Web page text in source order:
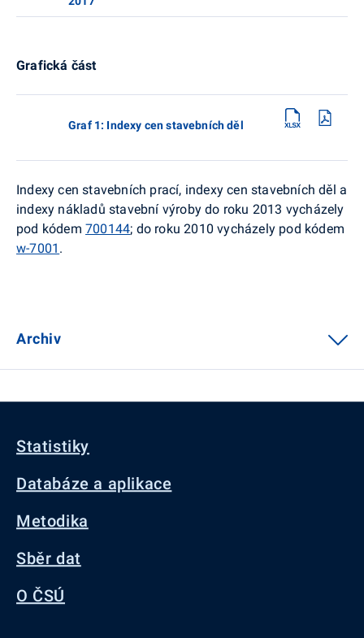
Grafická část
Graf 1: Indexy cen stavebních děl
Indexy cen stavebních prací, indexy cen stavebních děl a
indexy nákladů stavební výroby do roku 2013 vycházely
pod kódem 700144; do roku 2010 vycházely pod kódem
w-7001 .
Archiv
Statistiky
Databáze a aplikace
Metodika
Sběr dat
O ČSÚ